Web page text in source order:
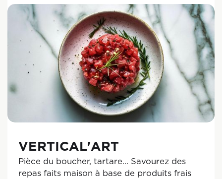
VERTICAL'ART
Pièce du boucher, tartare… Savourez des
repas faits maison à base de produits frais